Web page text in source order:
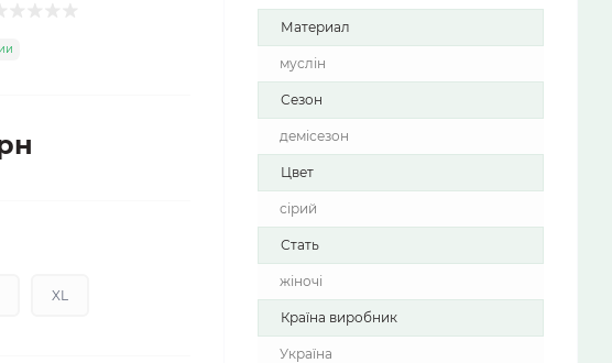
XL
Материал
муслін
Сезон
демісезон
Цвет
сірий
Стать
жіночі
Країна виробник
Україна